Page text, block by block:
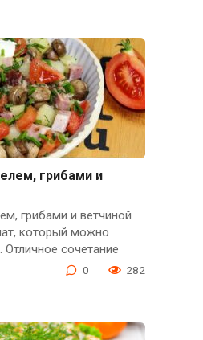
грибами и
грибами и ветчиной
который можно
Отличное сочетание
0 282